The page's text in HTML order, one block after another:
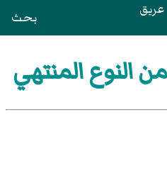
عريق بحث
النوع المنتهي